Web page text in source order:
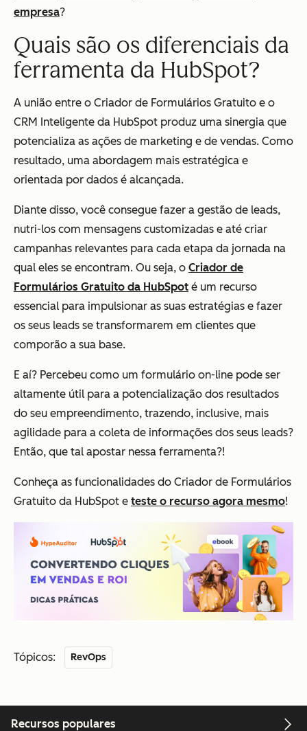
empresa?
Quais são os diferenciais da
ferramenta da HubSpot?
A união entre o Criador de Formulários Gratuito e o
CRM Inteligente da HubSpot produz uma sinergia que
potencializa as ações de marketing e de vendas. Como
resultado, uma abordagem mais estratégica e
orientada por dados é alcançada.
Diante disso, você consegue fazer a gestão de leads,
nutri-los com mensagens customizadas e até criar
campanhas relevantes para cada etapa da jornada na
qual eles se encontram. Ou seja, o Criador de
Formulários Gratuito da HubSpot é um recurso
essencial para impulsionar as suas estratégias e fazer
os seus leads se transformarem em clientes que
comporão a sua base.
E aí? Percebeu como um formulário on-line pode ser
altamente útil para a potencialização dos resultados
do seu empreendimento, trazendo, inclusive, mais
agilidade para a coleta de informações dos seus leads?
Então, que tal apostar nessa ferramenta?!
Conheça as funcionalidades do Criador de Formulários
Gratuito da HubSpot e teste o recurso agora mesmo!
Tópicos: RevOps
Recursos populares